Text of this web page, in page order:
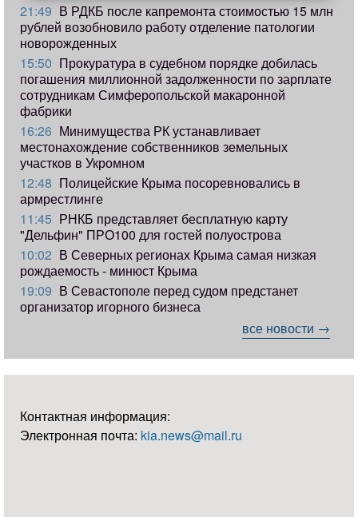
21:49 В РДКБ после капремонта стоимостью 15 млн
рублей возобновило работу отделение патологии
новорожденных
15:50 Прокуратура в судебном порядке добилась
погашения миллионной задолженности по зарплате
сотрудникам Симферопольской макаронной
фабрики
16:26 Минимущества РК устанавливает
местонахождение собственников земельных
участков в Укромном
12:48 Полицейские Крыма посоревновались в
армрестлинге
11:45 РНКБ представляет бесплатную карту
"Дельфин" ПРО100 для гостей полуострова
10:02 В Северных регионах Крыма самая низкая
рождаемость - минюст Крыма
19:09 В Севастополе перед судом предстанет
организатор игорного бизнеса
все новости →
Контактная информация:
Электронная почта: kia.news@mail.ru